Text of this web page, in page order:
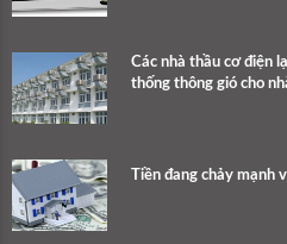
Các nhà thầu cơ điện
thống thông gió cho
Tiền đang chảy mạnh